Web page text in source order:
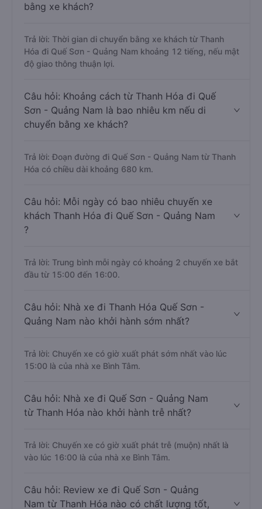
bằng xe khách?
Trả lời: Thời gian di chuyển bằng xe khách từ Thanh
Hóa đi Quế Sơn - Quảng Nam khoảng 12 tiếng, nếu mật
độ giao thông thuận lợi.
Câu hỏi: Khoảng cách từ Thanh Hóa đi Quế
Sơn - Quảng Nam là bao nhiêu km nếu di
chuyển bằng xe khách?
Trả lời: Đoạn đường đi Quế Sơn - Quảng Nam từ Thanh
Hóa có chiều dài khoảng 680 km.
Câu hỏi: Mỗi ngày có bao nhiêu chuyến xe
khách Thanh Hóa đi Quế Sơn - Quảng Nam
?
Trả lời: Trung bình mỗi ngày có khoảng 2 chuyến xe bắt
đầu từ 15:00 đến 16:00.
Câu hỏi: Nhà xe đi Thanh Hóa Quế Sơn -
Quảng Nam nào khởi hành sớm nhất?
Trả lời: Chuyến xe có giờ xuất phát sớm nhất vào lúc
15:00 là của nhà xe Bình Tâm.
Câu hỏi: Nhà xe đi Quế Sơn - Quảng Nam
từ Thanh Hóa nào khởi hành trễ nhất?
Trả lời: Chuyến xe có giờ xuất phát trễ (muộn) nhất là
vào lúc 16:00 là của nhà xe Bình Tâm.
Câu hỏi: Review xe đi Quế Sơn - Quảng
Nam từ Thanh Hóa nào có chất lượng tốt,